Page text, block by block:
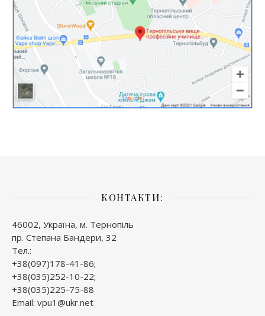
КОНТАКТИ:
46002, Україна, м. Тернопіль
пр. Степана Бандери, 32
Тел.:
+38(097)178-41-86;
+38(035)252-10-22;
+38(035)225-75-88
Email: vpu1@ukr.net